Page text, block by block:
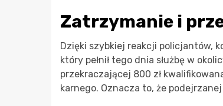
Zatrzymanie i
Dzięki szybkiej reakcji policjantów,
który pełnił tego dnia służbę w
przekraczającej 800 zł
karnego. Oznacza to, że